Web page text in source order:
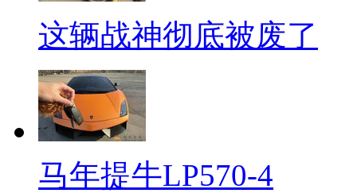
这辆战神彻底被废了
马年提牛LP570-4